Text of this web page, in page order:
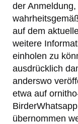
der
auf dem
weitere
einholen zu
ausdrücklich
anderswo
etwa auf
übernommen